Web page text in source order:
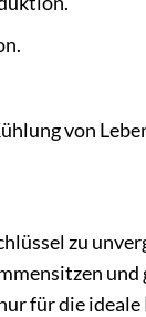
von
zu
für die